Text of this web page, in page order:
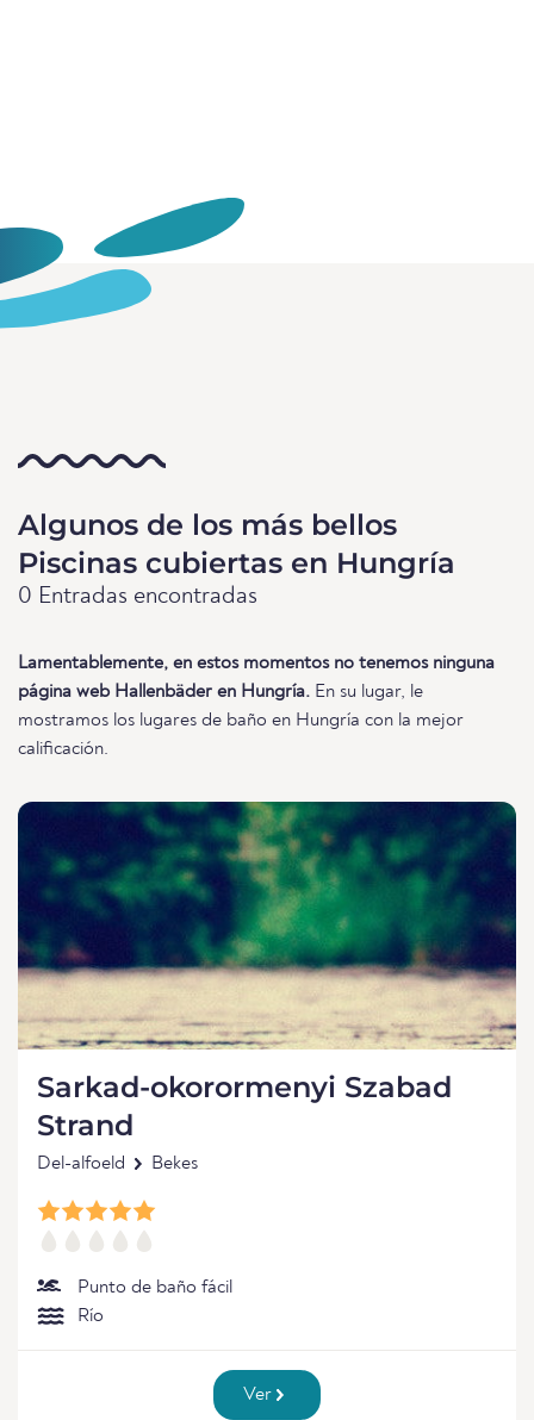
Algunos de los más bellos
Piscinas cubiertas en Hungría
0 Entradas encontradas
Lamentablemente, en estos momentos no tenemos ninguna
página web Hallenbäder en Hungría. En su lugar, le
mostramos los lugares de baño en Hungría con la mejor
calificación.
Sarkad-okorormenyi Szabad
Strand
Del-alfoeld Bekes
Punto de baño fácil
Río
Ver